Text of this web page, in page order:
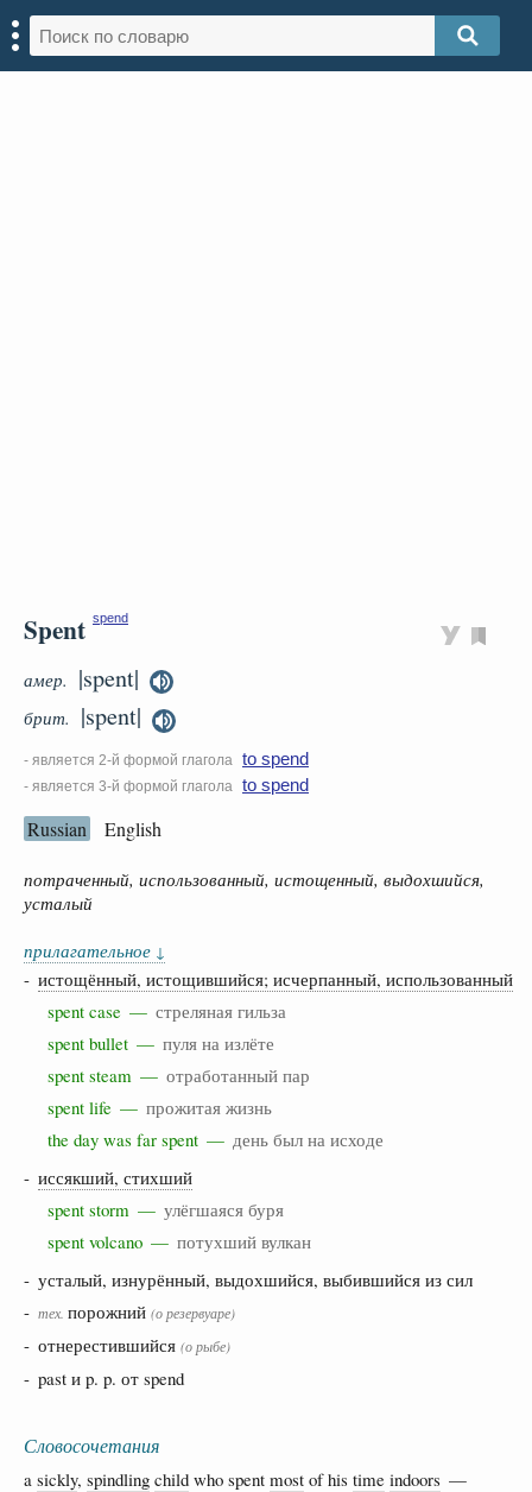
Spent spend
амер. |spent|
брит. |spent|
- является 2-й формой глагола to spend
- является 3-й формой глагола to spend
Russian English
потраченный, использованный, истощенный, выдохшийся,
усталый
прилагательное ↓
- истощённый, истощившийся; исчерпанный, использованный
spent case — стреляная гильза
spent bullet — пуля на излёте
spent steam — отработанный пар
spent life — прожитая жизнь
the day was far spent — день был на исходе
- иссякший, стихший
spent storm — улёгшаяся буря
spent volcano — потухший вулкан
- усталый, изнурённый, выдохшийся, выбившийся из сил
- тех. порожний (о резервуаре)
- отнерестившийся (о рыбе)
- past и p. p. от spend
Словосочетания
a sickly, spindling child who spent most of his time indoors —